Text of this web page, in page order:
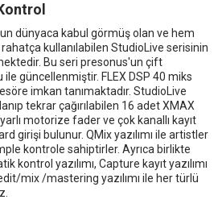
dünyaca kabul görmüş olan ve hem
kullanılabilen StudioLive serisinin
Bu seri presonus'un çift
ile güncellenmiştir. FLEX DSP 40 miks
imkan tanımaktadır. StudioLive
tekrar çağırılabilen 16 adet XMAX
motorize fader ve çok kanallı kayıt
girişi bulunur. QMix yazılımı ile artistler
kontrole sahiptirler. Ayrıca birlikte
kontrol yazılımı, Capture kayıt yazılımı
mix /mastering yazılımı ile her türlü